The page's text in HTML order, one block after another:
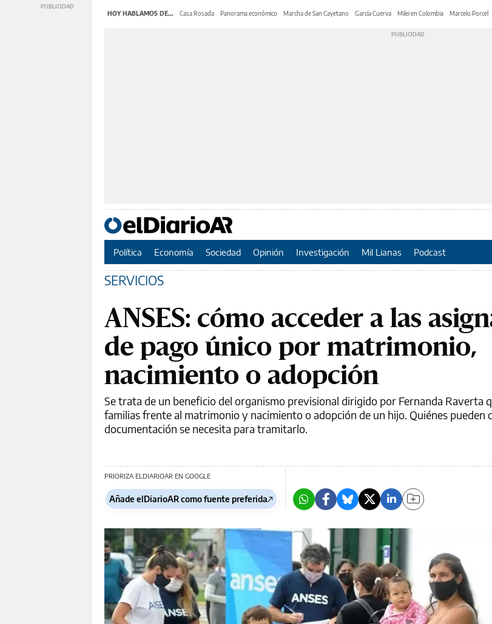
HOY HABLAMOS DE... Casa Rosada Panorama económico Marcha de San Cayetano García Cuerva Milei en Colombia Marcelo Porcel
Política Economía Sociedad Opinión Investigación Mil Lianas Podcast
SERVICIOS
ANSES: cómo acceder a las
de pago único por matrimonio,
nacimiento o adopción
Se trata de un beneficio del organismo previsional dirigido por Fernanda Raverta
familias frente al matrimonio y nacimiento o adopción de un hijo. Quiénes pueden
documentación se necesita para tramitarlo.
PRIORIZA ELDIARIOAR EN GOOGLE
Añade elDiarioAR como fuente preferida